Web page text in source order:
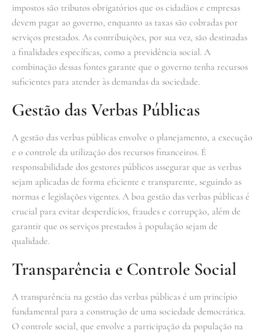
impostos são tributos obrigatórios que os cidadãos e empresas
devem pagar ao governo, enquanto as taxas são cobradas por
serviços prestados. As contribuições, por sua vez, são destinadas
a finalidades específicas, como a previdência social. A
combinação dessas fontes garante que o governo tenha recursos
suficientes para atender às demandas da sociedade.
Gestão das Verbas Públicas
A gestão das verbas públicas envolve o planejamento, a execução
e o controle da utilização dos recursos financeiros. É
responsabilidade dos gestores públicos assegurar que as verbas
sejam aplicadas de forma eficiente e transparente, seguindo as
normas e legislações vigentes. A boa gestão das verbas públicas é
crucial para evitar desperdícios, fraudes e corrupção, além de
garantir que os serviços prestados à população sejam de
qualidade.
Transparência e Controle Social
A transparência na gestão das verbas públicas é um princípio
fundamental para a construção de uma sociedade democrática.
O controle social, que envolve a participação da população na